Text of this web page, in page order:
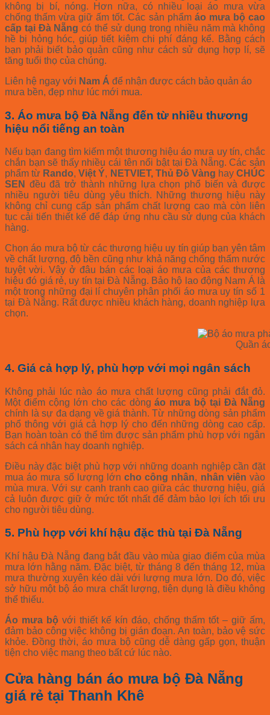
không bị bí, nóng. Hơn nữa, có nhiều loại áo mưa vừa
chống thấm vừa giữ ấm tốt. Các sản phẩm áo mưa bộ cao
cấp tại Đà Nẵng có thể sử dụng trong nhiều năm mà không
hề bị hỏng hóc, giúp tiết kiệm chi phí đáng kể. Bằng cách
bạn phải biết bảo quản cũng như cách sử dụng hợp lí, sẽ
tăng tuổi thọ của chúng.
Liên hệ ngay với Nam Á để nhận được cách bảo quản áo
mưa bền, đẹp như lúc mới mua.
3. Áo mưa bộ Đà Nẵng đến từ nhiều thương
hiệu nổi tiếng an toàn
Nếu bạn đang tìm kiếm một thương hiệu áo mưa uy tín, chắc
chắn bạn sẽ thấy nhiều cái tên nổi bật tại Đà Nẵng. Các sản
phẩm từ Rando,Việt Ý, NETVIET, Thủ Đô Vàng hayCHÚC
SEN đều đã trở thành những lựa chọn phổ biến và được
nhiều người tiêu dùng yêu thích. Những thương hiệu này
không chỉ cung cấp sản phẩm chất lượng cao mà còn liên
tục cải tiến thiết kế để đáp ứng nhu cầu sử dụng của khách
hàng.
Chọn áo mưa bộ từ các thương hiệu uy tín giúp bạn yên tâm
về chất lượng, độ bền cũng như khả năng chống thấm nước
tuyệt vời. Vậy ở đâu bán các loại áo mưa của các thương
hiệu đó giá rẻ, uy tín tại Đà Nẵng. Bảo hộ lao động Nam Á là
một trong những đại lí chuyên phân phối áo mưa uy tín số 1
tại Đà Nẵng. Rất được nhiều khách hàng, doanh nghiệp lựa
chọn.
Quần
4. Giá cả hợp lý, phù hợp với mọi ngân sách
Không phải lúc nào áo mưa chất lượng cũng phải đắt đỏ.
Một điểm cộng lớn cho các dòngáo mưa bộ tại Đà Nẵng
chính là sự đa dạng về giá thành. Từ những dòng sản phẩm
phổ thông với giá cả hợp lý cho đến những dòng cao cấp.
Bạn hoàn toàn có thể tìm được sản phẩm phù hợp với ngân
sách cá nhân hay doanh nghiệp.
Điều này đặc biệt phù hợp với những doanh nghiệp cần đặt
mua áo mưa số lượng lớncho công nhân, nhân viênvào
mùa mưa. Với sự cạnh tranh cao giữa các thương hiệu, giá
cả luôn được giữ ở mức tốt nhất để đảm bảo lợi ích tối ưu
cho người tiêu dùng.
5. Phù hợp với khí hậu đặc thù tại Đà Nẵng
Khí hậu Đà Nẵng đang bắt đầu vào mùa giao điểm của mùa
mưa lớn hằng năm. Đặc biệt, từ tháng 8 đến tháng 12, mùa
mưa thường xuyên kéo dài với lượng mưa lớn. Do đó, việc
sở hữu một bộ áo mưa chất lượng, tiện dụng là điều không
thể thiếu.
Áo mưa bộ với thiết kế kín đáo, chống thấm tốt – giữ ấm,
đảm bảo công việc không bị gián đoạn. An toàn, bảo vệ sức
khỏe. Đồng thời, áo mưa bộ cũng dễ dàng gấp gọn, thuận
tiện cho việc mang theo bất cứ lúc nào.
Cửa hàng bán áo mưa bộ Đà Nẵng
giá rẻ tại Thanh Khê